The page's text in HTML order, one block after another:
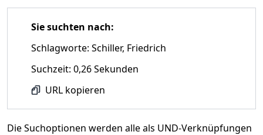
Sie suchten nach:
Schlagworte: Schiller, Friedrich
Suchzeit: 0,26 Sekunden
URL kopieren
Die Suchoptionen werden alle als UND-Verknüpfungen